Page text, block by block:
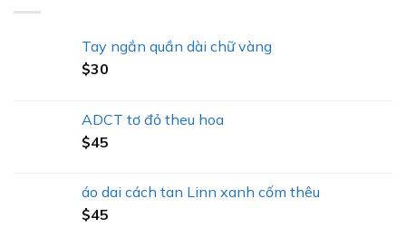
Tay ngắn quần dài chữ vàng
$30
ADCT tơ đỏ theu hoa
$45
áo dai cách tan Linn xanh cốm thêu
$45